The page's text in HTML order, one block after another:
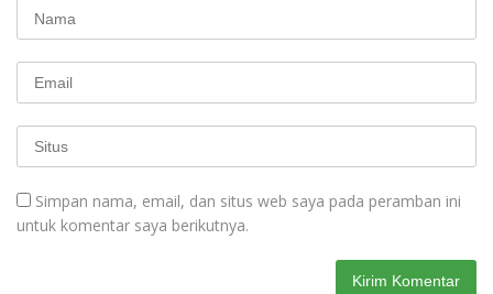
Simpan nama, email, dan situs web saya pada peramban ini
untuk komentar saya berikutnya.